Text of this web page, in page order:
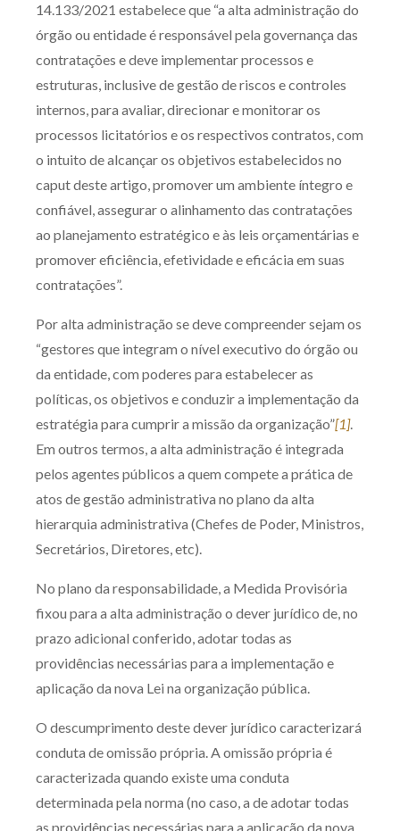
14.133/2021 estabelece que “a alta administração do
órgão ou entidade é responsável pela governança das
contratações e deve implementar processos e
estruturas, inclusive de gestão de riscos e controles
internos, para avaliar, direcionar e monitorar os
processos licitatórios e os respectivos contratos, com
o intuito de alcançar os objetivos estabelecidos no
caput deste artigo, promover um ambiente íntegro e
confiável, assegurar o alinhamento das contratações
ao planejamento estratégico e às leis orçamentárias e
promover eficiência, efetividade e eficácia em suas
contratações”.
Por alta administração se deve compreender sejam os
“gestores que integram o nível executivo do órgão ou
da entidade, com poderes para estabelecer as
políticas, os objetivos e conduzir a implementação da
estratégia para cumprir a missão da organização”[1].
Em outros termos, a alta administração é integrada
pelos agentes públicos a quem compete a prática de
atos de gestão administrativa no plano da alta
hierarquia administrativa (Chefes de Poder, Ministros,
Secretários, Diretores, etc).
No plano da responsabilidade, a Medida Provisória
fixou para a alta administração o dever jurídico de, no
prazo adicional conferido, adotar todas as
providências necessárias para a implementação e
aplicação da nova Lei na organização pública.
O descumprimento deste dever jurídico caracterizará
conduta de omissão própria. A omissão própria é
caracterizada quando existe uma conduta
determinada pela norma (no caso, a de adotar todas
as providências necessárias para a aplicação da nova